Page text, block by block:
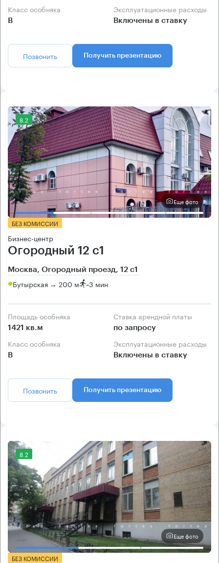
Класс особняка
B
Эксплуатационные расходы
Включены в ставку
Позвонить Получить презентацию
8.2
Еще фото
БЕЗ КОМИССИИ
Бизнес-центр
Огородный 12 с1
Москва, Огородный проезд, 12 с1
Бутырская → 200 м ~3 мин
Площадь особняка
1421 кв.м
Ставка арендной платы
по запросу
Класс особняка
B
Эксплуатационные расходы
Включены в ставку
Позвонить Получить презентацию
8.2
Еще фото
БЕЗ КОМИССИИ